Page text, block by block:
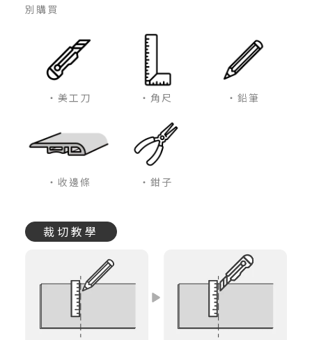
別購買
・美工刀 ・角尺 ・鉛筆
・收邊條 ・鉗子
裁切教學